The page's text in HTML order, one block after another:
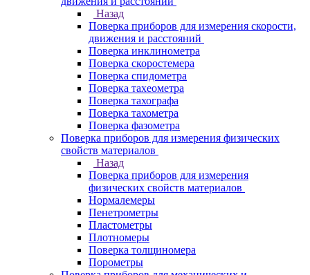
Назад
Поверка приборов для измерения скорости,
движения и расстояний
Поверка инклинометра
Поверка скоростемера
Поверка спидометра
Поверка тахеометра
Поверка тахографа
Поверка тахометра
Поверка фазометра
Поверка приборов для измерения физических
свойств материалов
Назад
Поверка приборов для измерения
физических свойств материалов
Нормалемеры
Пенетрометры
Пластометры
Плотномеры
Поверка толщиномера
Порометры